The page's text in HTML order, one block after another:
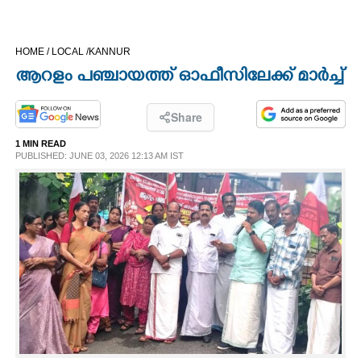
OPINION
PHOTOS
LIFESTYLE
SPIRITUAL
INFO+
ART
HOME / LOCAL /KANNUR
ആറളം പഞ്ചായത്ത് ഓഫീസിലേക്ക് മാർച്ച്
Share
1 MIN READ
PUBLISHED: JUNE 03, 2026 12:13 AM IST